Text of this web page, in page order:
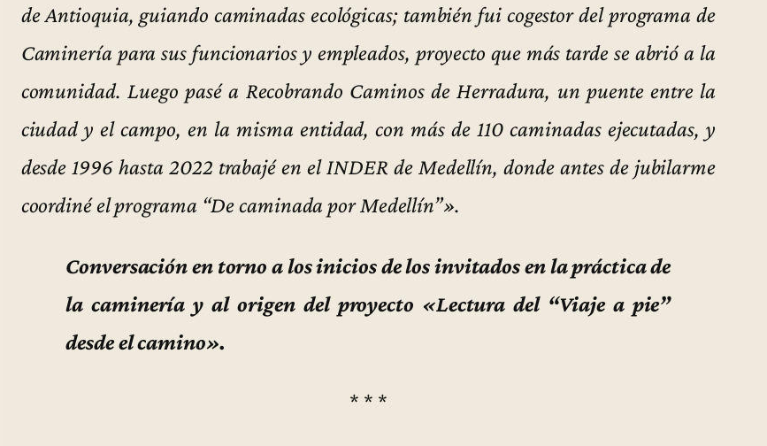
de Antioquia, guiando caminadas ecológicas; también fui cogestor del programa de
Caminería para sus funcionarios y empleados, proyecto que más tarde se abrió a la
comunidad. Luego pasé a Recobrando Caminos de Herradura, un puente entre la
ciudad y el campo, en la misma entidad, con más de 110 caminadas ejecutadas, y
desde 1996 hasta 2022 trabajé en el INDER de Medellín, donde antes de jubilarme
coordiné el programa “De caminada por Medellín”».
Conversación en torno a los inicios de los invitados en la práctica de
la caminería y al origen del proyecto «Lectura del “Viaje a pie”
desde el camino».
* * *